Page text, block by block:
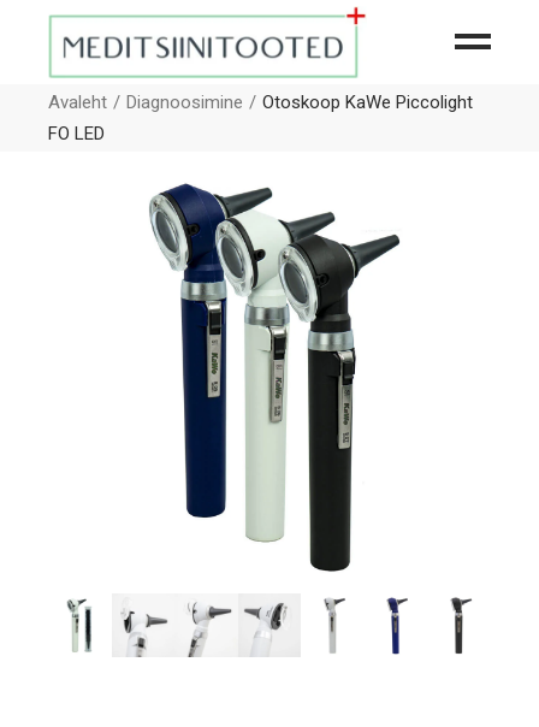
Avaleht Diagnoosimine
Otoskoop KaWe Piccolight
FO LED